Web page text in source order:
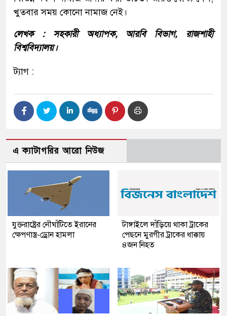
খুতবার সময় কোনো নামাজ নেই।
লেখক : সহকারী অধ্যাপক, আরবি বিভাগ, রাজশাহী
বিশ্ববিদ্যালয়।
ট্যাগ :
এ ক্যাটাগরির আরো নিউজ
যুক্তরাষ্ট্রের নৌঘাঁটিতে ইরানের
ক্ষেপণাস্ত্র-ড্রোন হামলা
টাঙ্গাইলে দাঁড়িয়ে থাকা ট্রাকের
পেছনে মুরগীর ট্রাকের ধাক্কায়
৪জন নিহত